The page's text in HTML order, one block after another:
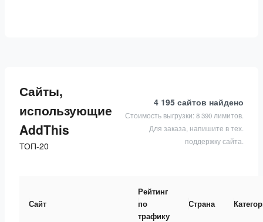
Сайты,
использующие
AddThis
ТОП-20
4 195 сайтов найдено
Стоимость выгрузки: 8 390 лимитов.
Для заказа, напишите в тех.
поддержку сайта.
Сайт
Рейтинг
по
трафику
Страна